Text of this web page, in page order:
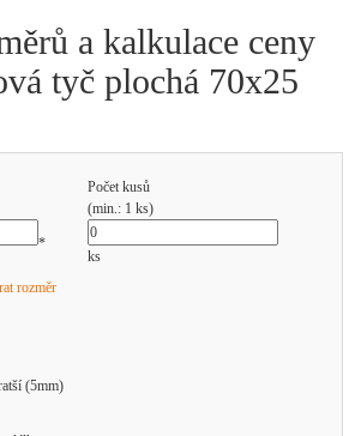
a kalkulace ceny
tyč plochá 70x25
Počet kusů
(min.: 1 ks)
*
ks
rozměr
(5mm)